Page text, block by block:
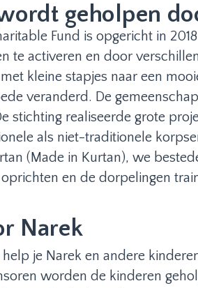
geholpen
Fund is opgericht in
te activeren en door
kleine stapjes naar een
veranderd. De
stichting realiseerde grote
als niet-traditionele
(Made in Kurtan), we
en de dorpelingen
Narek
je Narek en andere
worden de kinderen